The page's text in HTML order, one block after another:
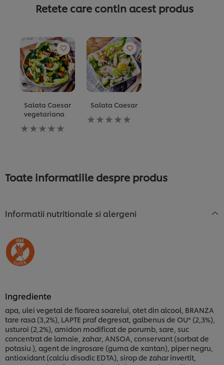
Retete care contin acest produs
Salata Caesar
vegetariana
Nu
au
acest
Salata Caesar
Nu
au
recipe
Toate informatiile despre produs
Informatii nutritionale si alergeni
Ingrediente
apa, ulei vegetal de floarea soarelui, otet din alcool, BRANZA
tare rasa (3,2%), LAPTE praf degresat, galbenus de OU* (2,3%),
usturoi (2,2%), amidon modificat de porumb, sare, suc
concentrat de lamaie, zahar, ANSOA, conservant (sorbat de
potasiu ), agent de ingrosare (guma de xantan), piper negru,
antioxidant (calciu disodic EDTA), sirop de zahar invertit,